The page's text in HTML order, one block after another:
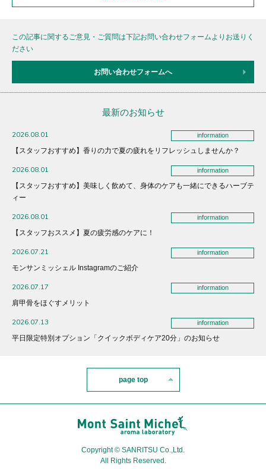
この記事に関するご意見・ご質問は下記お問い合わせフォームよりお送りく
ださい
お問い合わせフォームへ
最新のお知らせ
2026.08.01 information
【スタッフおすすめ】香りの力で夏の疲れをリフレッシュしませんか？
2026.08.01 information
【スタッフおすすめ】美味しく飲めて、身体のケアも一緒にできるハーブテ
ィー
2026.08.01 information
【スタッフおススメ】夏の疲労感のケアに！
2026.07.21 information
モンサンミッシェル Instagramのご紹介
2026.07.17 information
肩甲骨をほぐすメリット
2026.07.13 information
平日限定特別オプション「クイックボディケア20分」のお知らせ
page top
Copyright © SANRITSU Co.,Ltd.
All Rights Reserved.